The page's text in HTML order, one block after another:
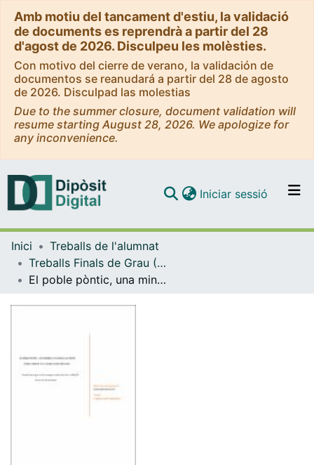
Amb motiu del tancament d'estiu, la validació
de documents es reprendrà a partir del 28
d'agost de 2026. Disculpeu les molèsties.
Con motivo del cierre de verano, la validación de
documentos se reanudará a partir del 28 de agosto
de 2026. Disculpad las molestias
Due to the summer closure, document validation will
resume starting August 28, 2026. We apologize for
any inconvenience.
Navega per tot el DD
Com publicar
Iniciar sessió (current)
Inici
Treballs de l'alumnat
Treballs Finals de Grau (TFG) - Antropologia Social i Cultural
El poble pòntic, una minoria cultural a europa. Poble errant o cultura en resistència?